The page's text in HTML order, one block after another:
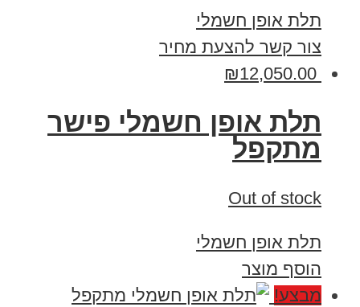
תלת אופן חשמלי
צור קשר להצעת מחיר
₪12,050.00
תלת אופן חשמלי פישר
מתקפל
Out of stock
תלת אופן חשמלי
הוסף מוצר
מבצע!